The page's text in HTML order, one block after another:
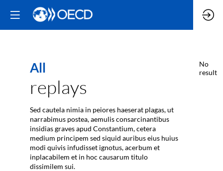
All
replays
Sed cautela nimia in peiores haeserat plagas, ut
narrabimus postea, aemulis consarcinantibus
insidias graves apud Constantium, cetera
medium principem sed siquid auribus eius huius
modi quivis infudisset ignotus, acerbum et
inplacabilem et in hoc causarum titulo
dissimilem sui.
No
result